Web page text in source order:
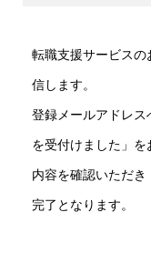
転職支援サービス
信します。
登録メールアドレ
を受付けました」を
内容を確認いただ
完了となります。